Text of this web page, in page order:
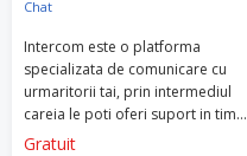
Chat
Intercom este o platforma
specializata de comunicare cu
urmaritorii tai, prin intermediul
careia le poti oferi suport in timp
real, prin aplicatie, pe social
Gratuit